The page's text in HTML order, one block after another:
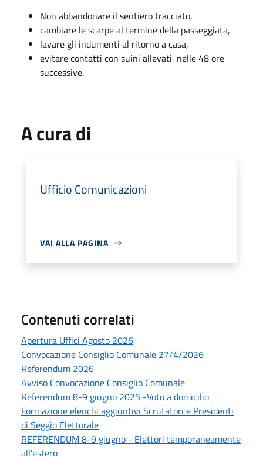
Non abbandonare il sentiero tracciato,
cambiare le scarpe al termine della passeggiata,
lavare gli indumenti al ritorno a casa,
evitare contatti con suini allevati nelle 48 ore
successive.
A cura di
Ufficio Comunicazioni
VAI ALLA PAGINA
Contenuti correlati
Apertura Uffici Agosto 2026
Convocazione Consiglio Comunale 27/4/2026
Referendum 2026
Avviso Convocazione Consiglio Comunale
Referendum 8-9 giugno 2025 -Voto a domicilio
Formazione elenchi aggiuntivi Scrutatori e Presidenti
di Seggio Elettorale
REFERENDUM 8-9 giugno - Elettori temporaneamente
all'estero